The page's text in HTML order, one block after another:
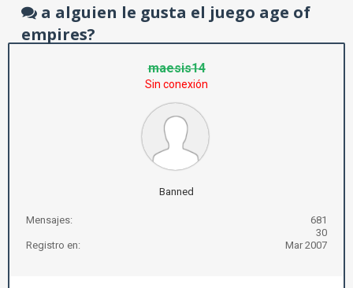
a alguien le gusta el juego age of
empires?
maesis14
Sin conexión
Banned
Mensajes:
681
30
Registro en:
Mar 2007